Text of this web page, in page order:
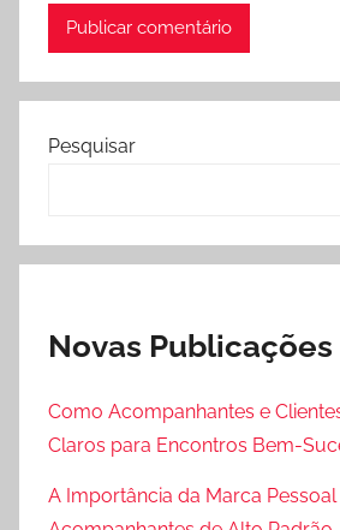
Pesquisar
Novas Publicações
Como Acompanhantes e
Claros para Encontros Bem-
A Importância da Marca